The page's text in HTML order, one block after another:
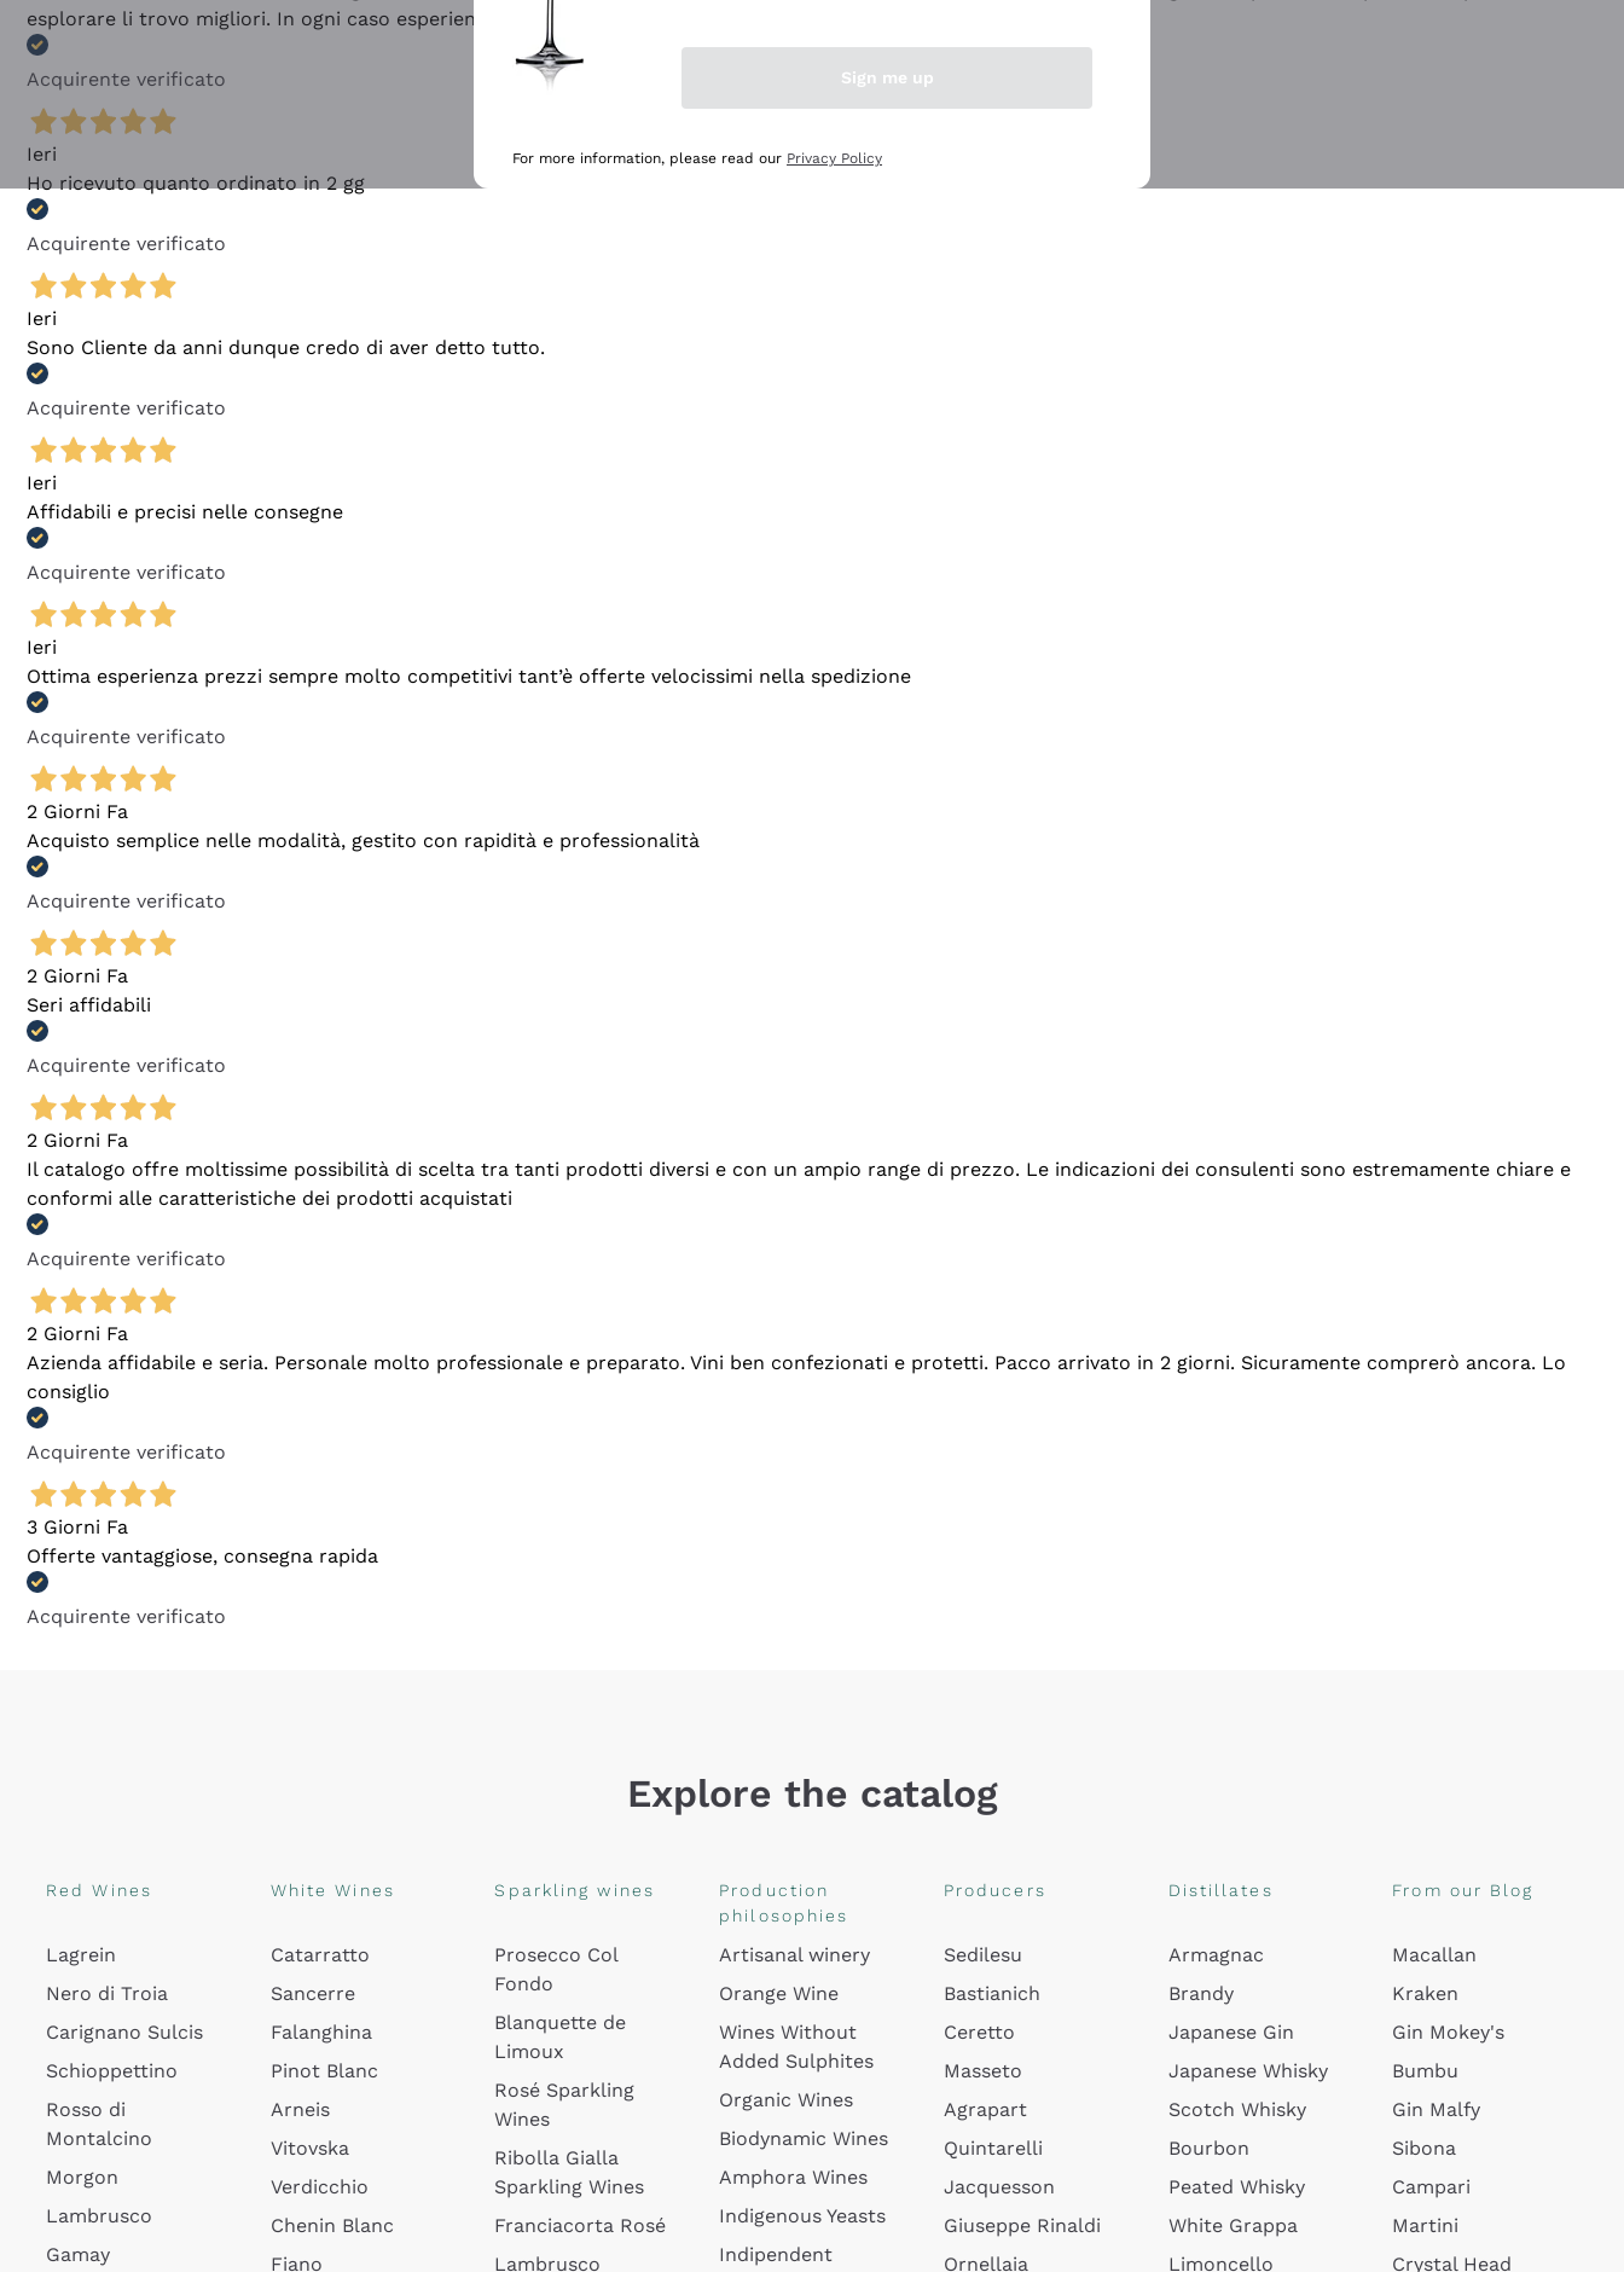
esplorare li trovo migliori. In ogni caso esperienza buona e lo consiglio! 👍
Acquirente verificato
Ieri
Ho ricevuto quanto ordinato in 2 gg
Acquirente verificato
Ieri
Sono Cliente da anni dunque credo di aver detto tutto.
Acquirente verificato
Ieri
Affidabili e precisi nelle consegne
Acquirente verificato
Ieri
Ottima esperienza prezzi sempre molto competitivi tant’è offerte velocissimi nella spedizione
Acquirente verificato
2 Giorni Fa
Acquisto semplice nelle modalità, gestito con rapidità e professionalità
Acquirente verificato
2 Giorni Fa
Seri affidabili
Acquirente verificato
2 Giorni Fa
Il catalogo offre moltissime possibilità di scelta tra tanti prodotti diversi e con un ampio range di prezzo. Le indicazioni dei consulenti sono estremamente chiare e
conformi alle caratteristiche dei prodotti acquistati
Acquirente verificato
2 Giorni Fa
Azienda affidabile e seria. Personale molto professionale e preparato. Vini ben confezionati e protetti. Pacco arrivato in 2 giorni. Sicuramente comprerò ancora. Lo
consiglio
Acquirente verificato
3 Giorni Fa
Offerte vantaggiose, consegna rapida
Acquirente verificato
Explore the catalog
Red Wines
Lagrein
Nero di Troia
Carignano Sulcis
Schioppettino
Rosso di
Montalcino
Morgon
Lambrusco
Gamay
White Wines
Catarratto
Sancerre
Falanghina
Pinot Blanc
Arneis
Vitovska
Verdicchio
Chenin Blanc
Fiano
Sparkling wines
Prosecco Col
Fondo
Blanquette de
Limoux
Rosé Sparkling
Wines
Ribolla Gialla
Sparkling Wines
Franciacorta Rosé
Lambrusco
Production
philosophies
Artisanal winery
Orange Wine
Wines Without
Added Sulphites
Organic Wines
Biodynamic Wines
Amphora Wines
Indigenous Yeasts
Indipendent
Producers
Sedilesu
Bastianich
Ceretto
Masseto
Agrapart
Quintarelli
Jacquesson
Giuseppe Rinaldi
Ornellaia
Distillates
Armagnac
Brandy
Japanese Gin
Japanese Whisky
Scotch Whisky
Bourbon
Peated Whisky
White Grappa
Limoncello
From our Blog
Macallan
Kraken
Gin Mokey's
Bumbu
Gin Malfy
Sibona
Campari
Martini
Crystal Head
Sign me up
For more information, please read our Privacy Policy